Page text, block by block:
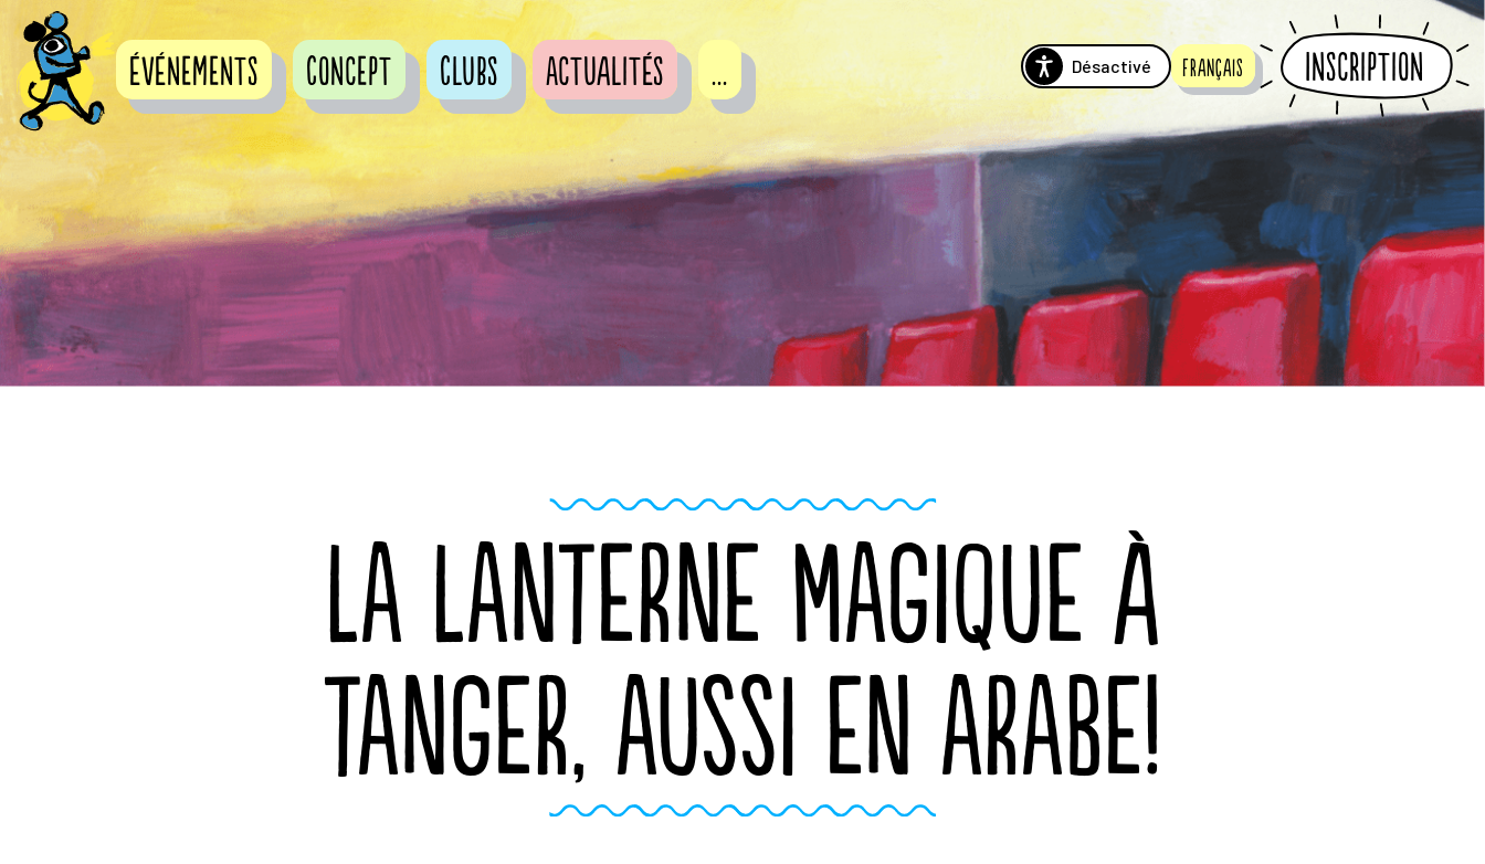
Désactivé Français Inscription
événements Concept Clubs Actualités ...
LA LANTERNE MAGIQUE À
TANGER, AUSSI EN ARABE!